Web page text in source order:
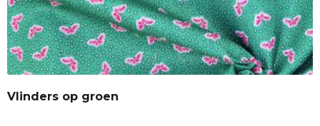
Vlinders op groen